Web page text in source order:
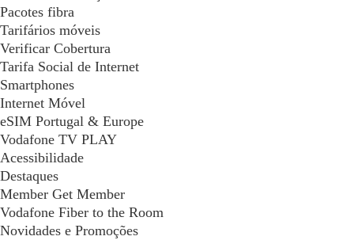
Pacotes fibra
Tarifários móveis
Verificar Cobertura
Tarifa Social de Internet
Smartphones
Internet Móvel
eSIM Portugal & Europe
Vodafone TV PLAY
Acessibilidade
Destaques
Member Get Member
Vodafone Fiber to the Room
Novidades e Promoções